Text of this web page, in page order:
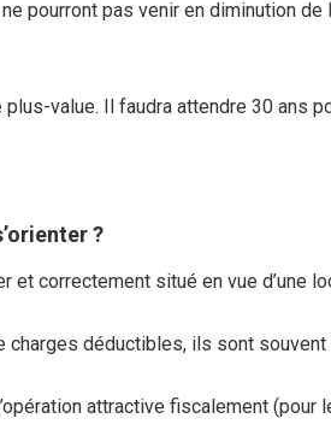
pourront pas venir en diminution
value. Il faudra attendre 30 ans
?
et correctement situé en vue d’une
charges déductibles, ils sont
attractive fiscalement (pour